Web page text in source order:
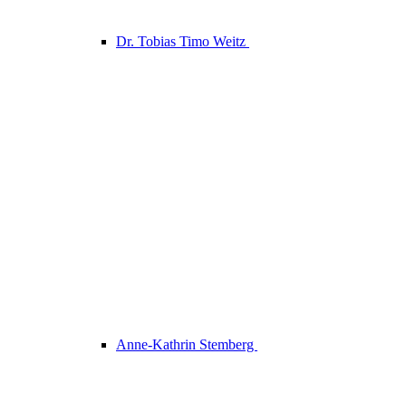
Dr. Tobias Timo Weitz
Anne-Kathrin Stemberg